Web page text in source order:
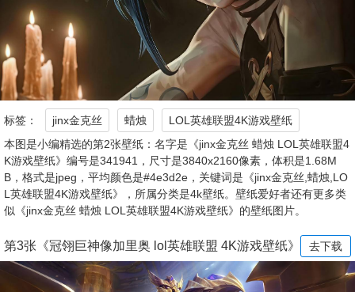
标签： jinx金克丝 蜡烛
LOL英雄联盟4K游戏壁纸
本图是小编精选的第2张壁纸：名字是《jinx金克丝 蜡烛 LOL英雄联盟4
K游戏壁纸》编号是341941，尺寸是3840x2160像素，体积是1.68M
B，格式是jpeg，平均颜色是#4e3d2e，关键词是《jinx金克丝,蜡烛,LO
L英雄联盟4K游戏壁纸》，所属分类是4k壁纸。壁纸爱好者还有更多类
似《jinx金克丝 蜡烛 LOL英雄联盟4K游戏壁纸》的壁纸图片。
第3张《冠翎巨神像加里奥 lol英雄联盟 4K游戏壁纸》 去下载